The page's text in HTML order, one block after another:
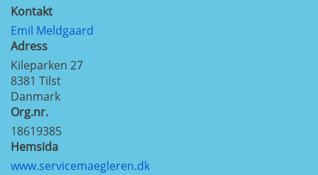
Kontakt
Emil Meldgaard
Adress
Kileparken 27
8381 Tilst
Danmark
Org.nr.
18619385
Hemsida
www.servicemaegleren.dk